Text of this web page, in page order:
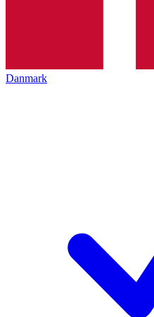
Danmark